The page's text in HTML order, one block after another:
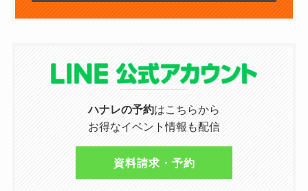
ハナレの予約はこちらから
お得なイベント情報も配信
資料請求・予約